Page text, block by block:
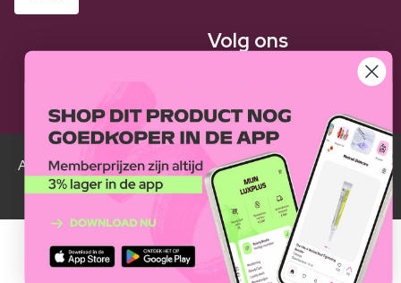
Volg ons
Alle Luxplus ledenprijzen zijn weergegeven in vergelijking
met de normale prijzen.